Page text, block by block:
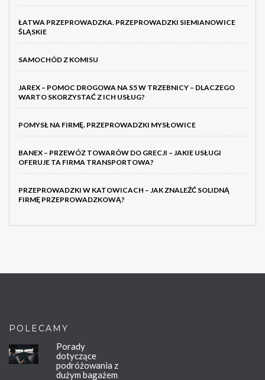
ŁATWA PRZEPROWADZKA. PRZEPROWADZKI SIEMIANOWICE
ŚLĄSKIE
SAMOCHÓD Z KOMISU
JAREX – POMOC DROGOWA NA S5 W TRZEBNICY – DLACZEGO
WARTO SKORZYSTAĆ Z ICH USŁUG?
POMYSŁ NA FIRMĘ. PRZEPROWADZKI MYSŁOWICE
BANEX – PRZEWÓZ TOWARÓW DO GRECJI – JAKIE USŁUGI
OFERUJE TA FIRMA TRANSPORTOWA?
PRZEPROWADZKI W KATOWICACH – JAK ZNALEŹĆ SOLIDNĄ
FIRMĘ PRZEPROWADZKOWĄ?
POLECAMY
Porady
dotyczące
podróżowania z
dużym bagażem